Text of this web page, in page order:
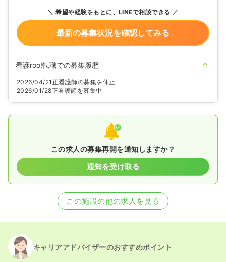
希望や経験をもとに、LINEで相談できる
最新の募集状況を確認してみる
看護roo!転職での募集履歴
2026/04/21 正看護師の募集を休止
2026/01/28正看護師を募集中
この求人の募集再開を通知しますか？
通知を受け取る
この施設の他の求人を見る
キャリアアドバイザーのおすすめポイント